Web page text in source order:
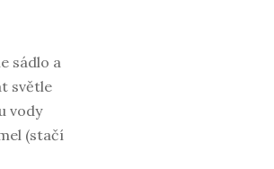
sádlo a
světle
vody
(stačí